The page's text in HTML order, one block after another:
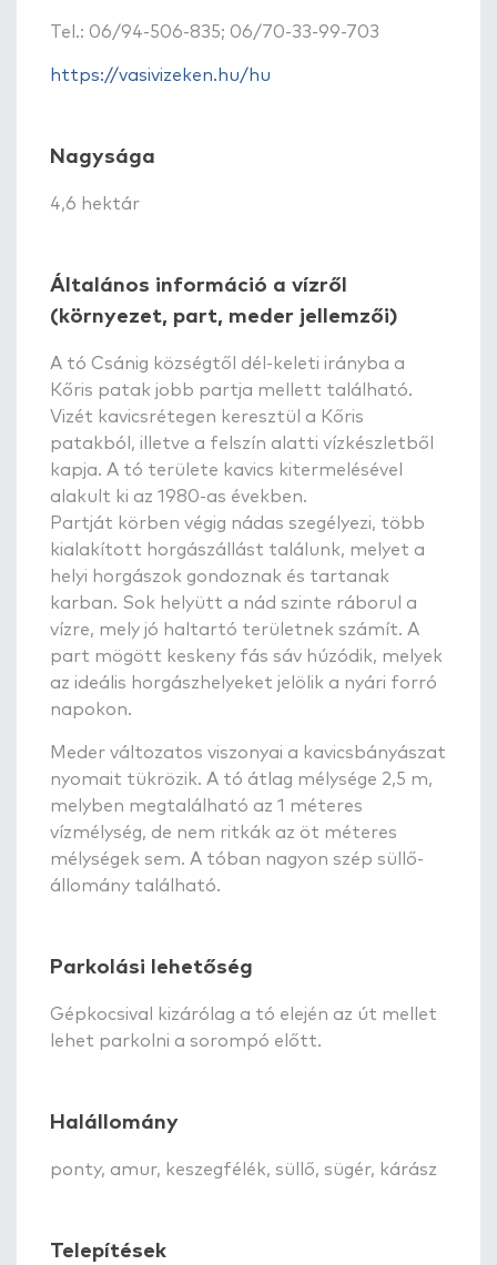
Tel.: 06/94-506-835; 06/70-33-99-703
https://vasivizeken.hu/hu
Nagysága
4,6 hektár
Általános információ a vízről
(környezet, part, meder jellemzői)
A tó Csánig községtől dél-keleti irányba a
Kőris patak jobb partja mellett található.
Vizét kavicsrétegen keresztül a Kőris
patakból, illetve a felszín alatti vízkészletből
kapja. A tó területe kavics kitermelésével
alakult ki az 1980-as években.
Partját körben végig nádas szegélyezi, több
kialakított horgászállást találunk, melyet a
helyi horgászok gondoznak és tartanak
karban. Sok helyütt a nád szinte ráborul a
vízre, mely jó haltartó területnek számít. A
part mögött keskeny fás sáv húzódik, melyek
az ideális horgászhelyeket jelölik a nyári forró
napokon.
Meder változatos viszonyai a kavicsbányászat
nyomait tükrözik. A tó átlag mélysége 2,5 m,
melyben megtalálható az 1 méteres
vízmélység, de nem ritkák az öt méteres
mélységek sem. A tóban nagyon szép süllő-
állomány található.
Parkolási lehetőség
Gépkocsival kizárólag a tó elején az út mellet
lehet parkolni a sorompó előtt.
Halállomány
ponty, amur, keszegfélék, süllő, sügér, kárász
Telepítések